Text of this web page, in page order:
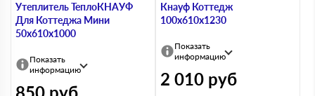
Утеплитель ТеплоКНАУФ
Для Коттеджа Мини
50х610х1000
Показать
информацию
Кнауф Коттедж
100х610х1230
Показать
информацию
2 010 руб